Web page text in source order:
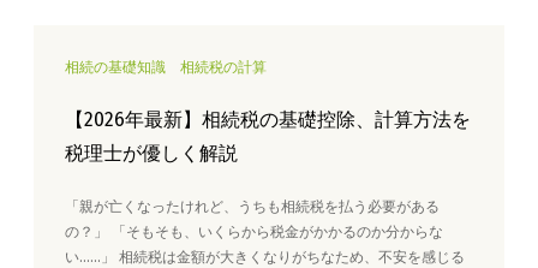
相続の基礎知識 相続税の計算
【2026年最新】相続税の基礎控除、計算方法を
税理士が優しく解説
「親が亡くなったけれど、うちも相続税を払う必要がある
の？」 「そもそも、いくらから税金がかかるのか分からな
い……」 相続税は金額が大きくなりがちなため、不安を感じる